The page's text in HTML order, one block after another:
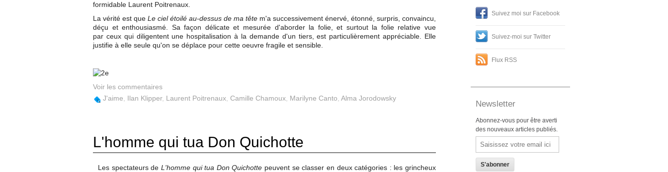
formidable Laurent Poitrenaux.
La vérité est que Le ciel étoilé au-dessus de ma tête m'a successivement énervé, étonné, surpris, convaincu,
déçu et enthousiasmé. Sa façon délicate et mesurée d'aborder la folie, et surtout la folie relative vue
par ceux qui diligentent une hospitalisation à la demande d'un tiers, est particulièrement appréciable. Elle
justifie à elle seule qu'on se déplace pour cette oeuvre fragile et sensible.
Voir les commentaires
J'aime
Ilan Klipper, Laurent Poitrenaux Camille Chamoux Marilyne Canto Alma Jorodowsky
L'homme qui tua Don Quichotte
Les spectateurs de L'homme qui tua Don Quichotte peuvent se classer en deux catégories : les grincheux
Suivez moi sur Facebook
Suivez-moi sur Twitter
Flux RSS
Newsletter
Abonnez-vous pour être averti
des nouveaux articles publiés.
Email